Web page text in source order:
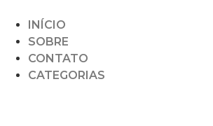
INÍCIO
SOBRE
CONTATO
CATEGORIAS